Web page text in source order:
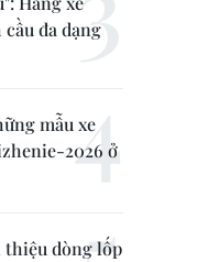
đa dạng
mẫu xe
2026 ở
thiệu dòng lốp